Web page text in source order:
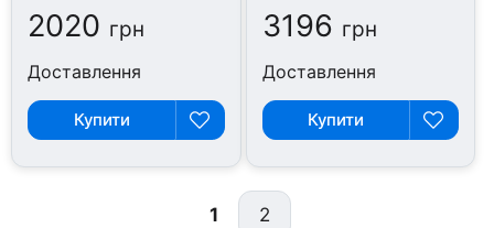
2020 грн
Доставлення
Купити
3196 грн
Доставлення
Купити
1 2